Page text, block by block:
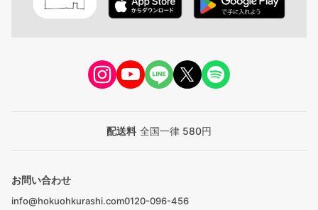
配送料 全国一律 580円
お問い合わせ
info@hokuohkurashi.com0120-096-456